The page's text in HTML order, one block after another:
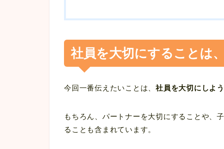
社員を大切にすることは
今回一番伝えたいことは、社員を大切にしよう
もちろん、パートナーを大切にすることや、
ることも含まれています。